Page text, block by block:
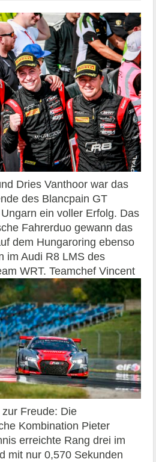
Dries Vanthoor war das
des Blancpain GT
ein voller Erfolg. Das
Fahrerduo gewann das
dem Hungaroring ebenso
im Audi R8 LMS des
WRT.Teamchef Vincent
Freude: Die
Kombination Pieter
erreichte Rang drei im
mit nur 0,570 Sekunden